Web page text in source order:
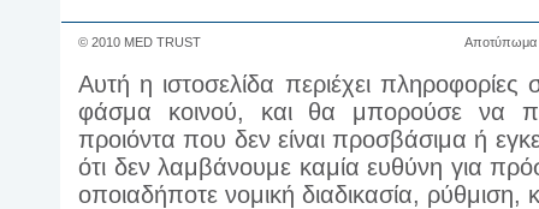
© 2010 MED TRUST Αποτύπωμα
Αυτή η ιστοσελίδα περιέχει
φάσμα κοινού, και θα μπορούσε να
προιόντα που δεν είναι προσβάσιμα ή
ότι δεν λαμβάνουμε καμία ευθύνη για
οποιαδήποτε νομική διαδικασία,